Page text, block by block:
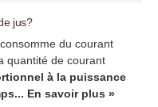
jus?
du courant
quantité de courant
à la puissance
En savoir plus »